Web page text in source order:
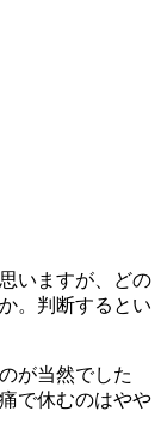
いますが、どの
。判断するとい
が当然でした
で休むのはやや